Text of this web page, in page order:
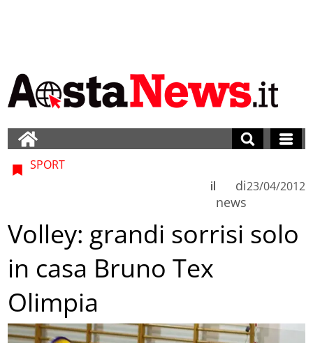
SPORT
di
news
il 23/04/2012
Volley: grandi sorrisi solo
in casa Bruno Tex
Olimpia